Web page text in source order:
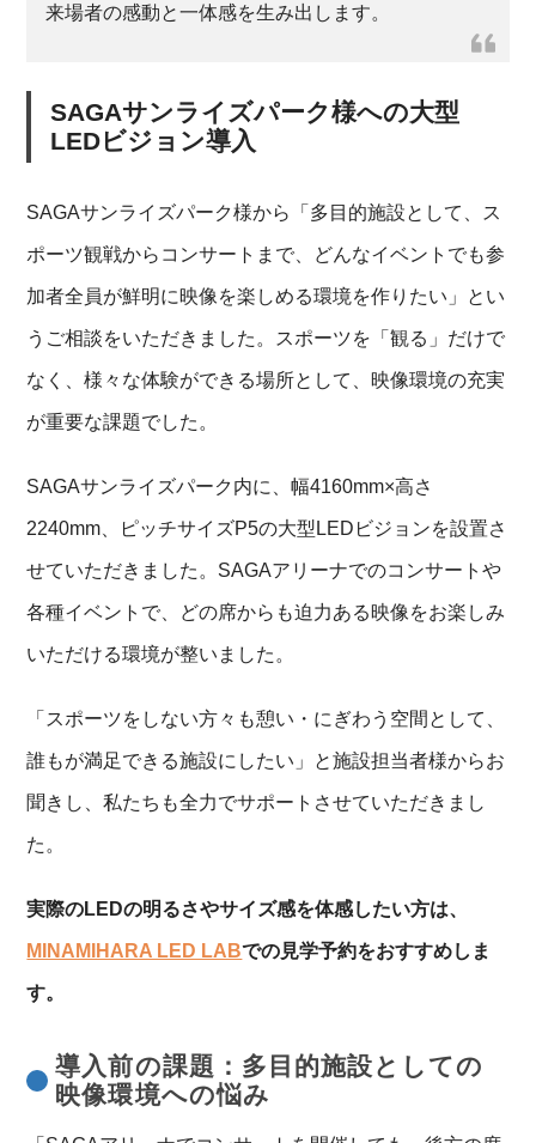
来場者の感動と一体感を生み出します。
SAGAサンライズパーク様への大型
LEDビジョン導入
SAGAサンライズパーク様から「多目的施設として、ス
ポーツ観戦からコンサートまで、どんなイベントでも参
加者全員が鮮明に映像を楽しめる環境を作りたい」とい
うご相談をいただきました。スポーツを「観る」だけで
なく、様々な体験ができる場所として、映像環境の充実
が重要な課題でした。
SAGAサンライズパーク内に、幅4160mm×高さ
2240mm、ピッチサイズP5の大型LEDビジョンを設置さ
せていただきました。SAGAアリーナでのコンサートや
各種イベントで、どの席からも迫力ある映像をお楽しみ
いただける環境が整いました。
「スポーツをしない方々も憩い・にぎわう空間として、
誰もが満足できる施設にしたい」と施設担当者様からお
聞きし、私たちも全力でサポートさせていただきまし
た。
実際のLEDの明るさやサイズ感を体感したい方は、
MINAMIHARA LED LABでの見学予約をおすすめしま
す。
導入前の課題：多目的施設としての
映像環境への悩み